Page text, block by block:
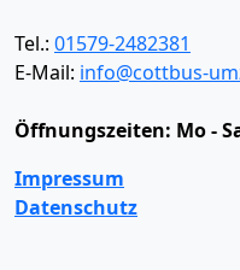
Tel.: 01579-2482381
E-Mail: info@cottbus-
Öffnungszeiten: Mo -
Impressum
Datenschutz